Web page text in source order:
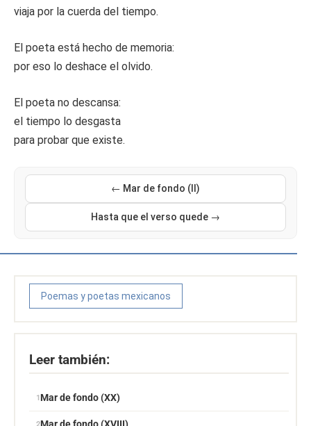
viaja por la cuerda del tiempo.
El poeta está hecho de memoria:
por eso lo deshace el olvido.
El poeta no descansa:
el tiempo lo desgasta
para probar que existe.
← Mar de fondo (II)
Hasta que el verso quede →
Poemas y poetas mexicanos
Leer también:
Mar de fondo (XX)